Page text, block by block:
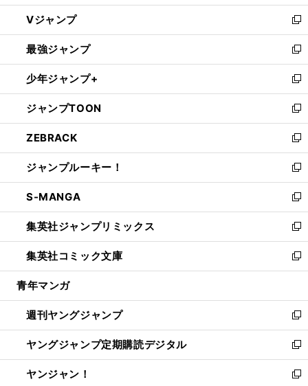
ウ
ィ
ン
ド
ウ
で
開
く
し
い
ウ
ィ
ン
ド
ウ
で
開
く
Vジャンプ
新
し
い
ウ
ィ
ン
ド
ウ
で
開
く
最強ジャンプ
新
し
い
ウ
ィ
ン
ド
ウ
で
開
く
少年ジャンプ+
新
し
い
ウ
ィ
ン
ド
ウ
で
開
く
ジャンプTOON
新
し
い
ウ
ィ
ン
ド
ウ
で
開
く
ZEBRACK
新
し
い
ウ
ィ
ン
ド
ウ
で
開
ジャンプルーキー！
新
し
い
ウ
ィ
ン
ド
ウ
開
く
S-MANGA
新
し
い
ウ
ィ
ン
ウ
で
開
く
集英社ジャンプリミックス
新
し
い
ウ
ン
ド
ウ
で
開
く
集英社コミック文庫
新
し
ウ
ィ
ン
ド
ウ
で
青年マンガ
週刊ヤングジャンプ
新
し
い
ウ
ィ
ヤングジャンプ定期購読デジタル
新
し
い
ヤンジャン！
新